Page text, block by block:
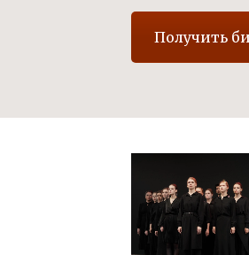
Получить